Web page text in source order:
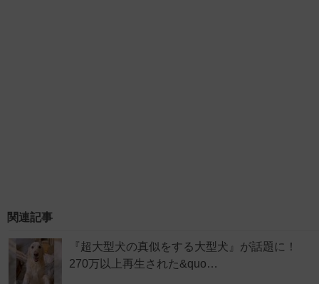
関連記事
『超大型犬の真似をする大型犬』が話題に！
270万以上再生された&quo…